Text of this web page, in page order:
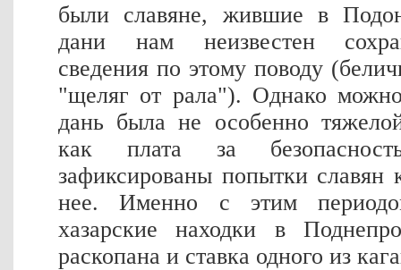
были славяне, жившие в
дани нам неизвестен
сведения по этому поводу
"щеляг от рала"). Однако
дань была не особенно
как плата за
зафиксированы попытки славян
нее. Именно с этим
хазарские находки в
раскопана и ставка одного из